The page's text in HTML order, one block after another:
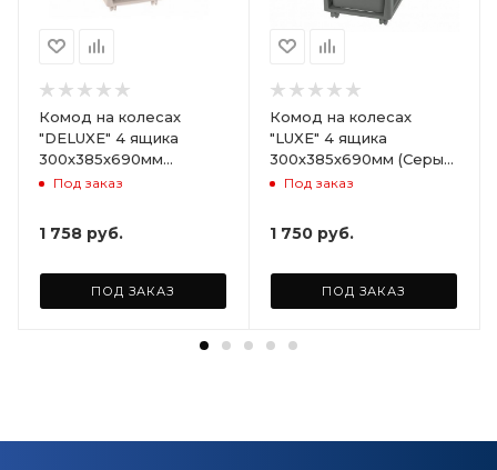
Комод на колесах
"DELUXE" 4 ящика
300х385х690мм
(Светло-бежевый)
Под заказ
1 758 руб.
ПОД ЗАКАЗ
Комод на колесах
"LUXE" 4 ящика
300х385х690мм (Серый)
ARD258086
Под заказ
1 750 руб.
ПОД ЗАКАЗ